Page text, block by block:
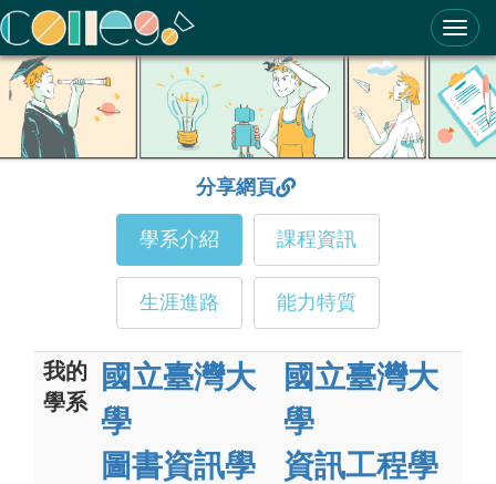
ColleGo! 大學選才與高中育才輔助系統
分享網頁
學系介紹 課程資訊
生涯進路 能力特質
我的
學系
國立臺灣大
學
圖書資訊學
國立臺灣大
學
資訊工程學